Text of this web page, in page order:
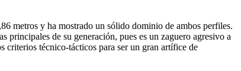
metros y ha mostrado un sólido dominio de ambos perfiles.
principales de su generación, pues es un zaguero agresivo a
criterios técnico-tácticos para ser un gran artífice de